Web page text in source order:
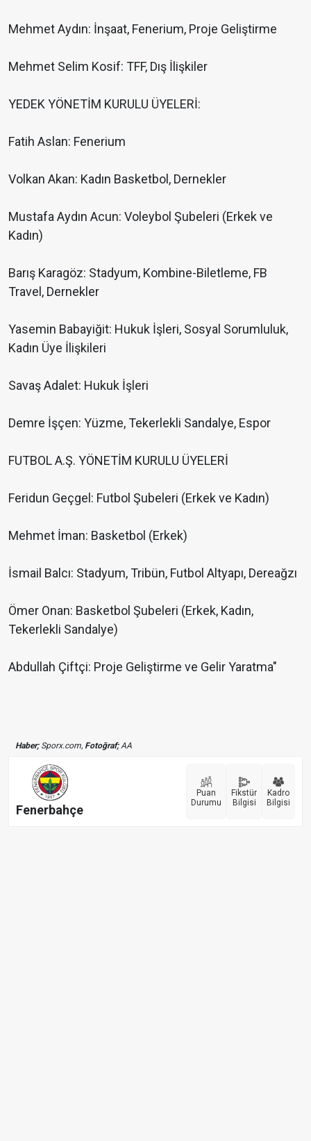
Mehmet Aydın: İnşaat, Fenerium, Proje Geliştirme
Mehmet Selim Kosif: TFF, Dış İlişkiler
YEDEK YÖNETİM KURULU ÜYELERİ:
Fatih Aslan: Fenerium
Volkan Akan: Kadın Basketbol, Dernekler
Mustafa Aydın Acun: Voleybol Şubeleri (Erkek ve
Kadın)
Barış Karagöz: Stadyum, Kombine-Biletleme, FB
Travel, Dernekler
Yasemin Babayiğit: Hukuk İşleri, Sosyal Sorumluluk,
Kadın Üye İlişkileri
Savaş Adalet: Hukuk İşleri
Demre İşçen: Yüzme, Tekerlekli Sandalye, Espor
FUTBOL A.Ş. YÖNETİM KURULU ÜYELERİ
Feridun Geçgel: Futbol Şubeleri (Erkek ve Kadın)
Mehmet İman: Basketbol (Erkek)
İsmail Balcı: Stadyum, Tribün, Futbol Altyapı, Dereağzı
Ömer Onan: Basketbol Şubeleri (Erkek, Kadın,
Tekerlekli Sandalye)
Abdullah Çiftçi: Proje Geliştirme ve Gelir Yaratma"
Haber;Sporx.com, Fotoğraf;AA
Fenerbahçe
Puan
Durumu
Fikstür
Bilgisi
Kadro
Bilgisi